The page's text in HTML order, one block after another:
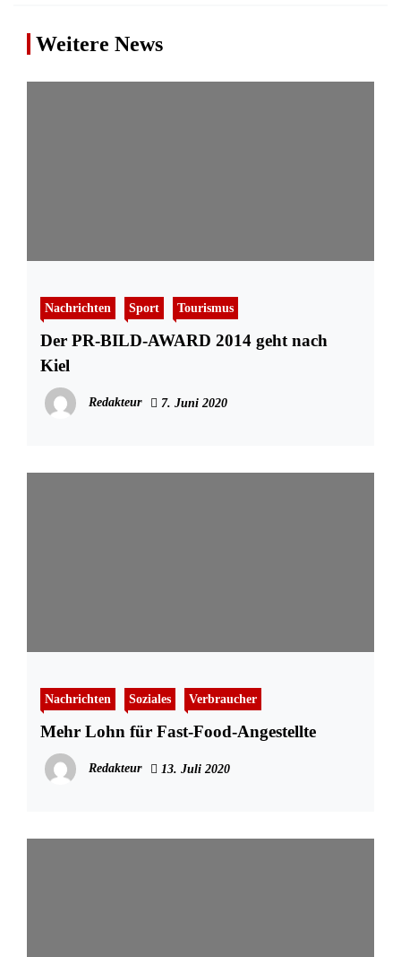
Weitere News
Nachrichten Sport Tourismus
Der PR-BILD-AWARD 2014 geht nach
Kiel
Redakteur 7. Juni 2020
Nachrichten Soziales Verbraucher
Mehr Lohn für Fast-Food-Angestellte
Redakteur 13. Juli 2020